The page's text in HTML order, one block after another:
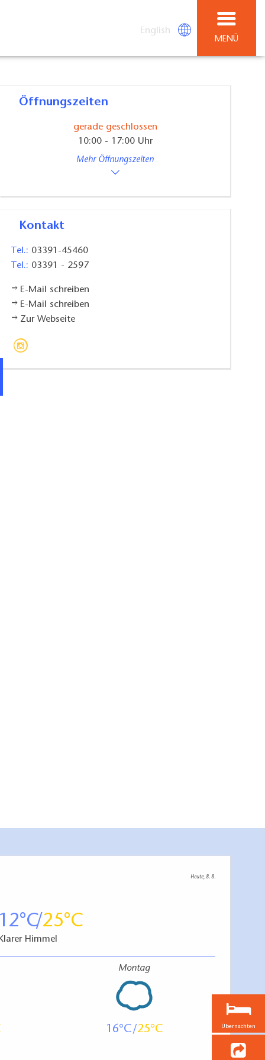
English
MENÜ
Öffnungszeiten
gerade geschlossen
10:00 - 17:00 Uhr
Mehr Öffnungszeiten
Kontakt
Tel.: 03391-45460
Tel.: 03391 - 2597
E-Mail schreiben
E-Mail schreiben
Zur Webseite
Heute, 8. 8.
12 25
Klarer Himmel
Montag
16 25 Übernachten